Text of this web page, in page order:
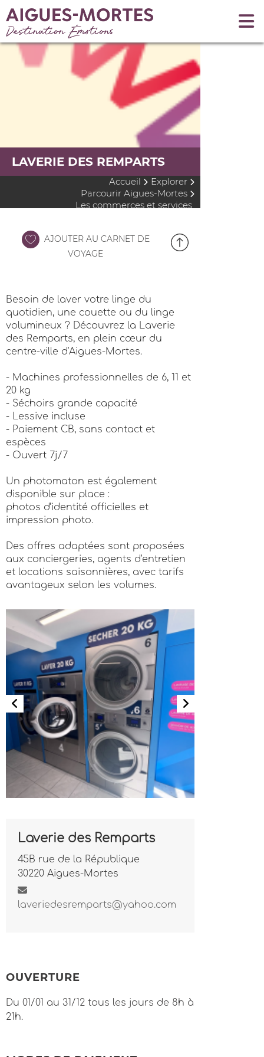
LAVERIE DES REMPARTS
Accueil
Explorer
Parcourir Aigues-Mortes
Les commerces et services
AJOUTER AU CARNET DE
VOYAGE
Besoin de laver votre linge du
quotidien, une couette ou du linge
volumineux ? Découvrez la Laverie
des Remparts, en plein cœur du
centre-ville d’Aigues-Mortes.
- Machines professionnelles de 6, 11 et
20 kg
- Séchoirs grande capacité
- Lessive incluse
- Paiement CB, sans contact et
espèces
- Ouvert 7j/7
Un photomaton est également
disponible sur place :
photos d’identité officielles et
impression photo.
Des offres adaptées sont proposées
aux conciergeries, agents d’entretien
et locations saisonnières, avec tarifs
avantageux selon les volumes.
Laverie des Remparts
45B rue de la République
30220 Aigues-Mortes
laveriedesremparts@yahoo.com
OUVERTURE
Du 01/01 au 31/12 tous les jours de 8h à
21h.